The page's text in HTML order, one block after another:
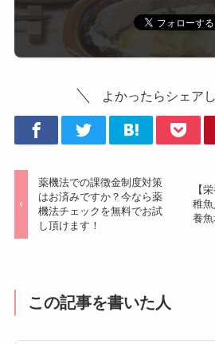
よかったらシェア
薬機法での課徴金制度対策
はお済みですか？今なら薬
機法チェックを無料でお試
し頂けます！
【
稚
養魚
この記事を書いた人